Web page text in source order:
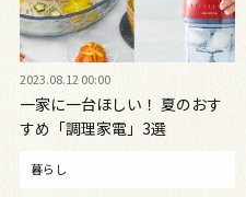
2023.08.12 00:00
一家に一台ほしい！ 夏のおす
すめ「調理家電」3選
暮らし